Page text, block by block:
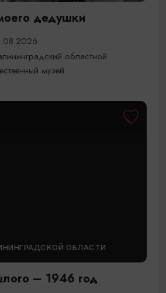
дедушки
областной
музей
ОБЛАСТИ
– 1946 год